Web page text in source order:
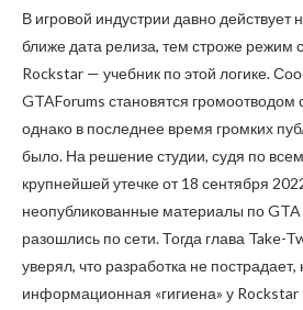
В игровой индустрии давно действует
ближе дата релиза, тем строже режим
Rockstar — учебник по этой логике.
GTAForums становятся громоотводом
однако в последнее время громких
было. На решение студии, судя по
крупнейшей утечке от 18 сентября
неопубликованные материалы по
разошлись по сети. Тогда глава Take-
уверял, что разработка не пострадает,
информационная «гигиена» у Rockstar